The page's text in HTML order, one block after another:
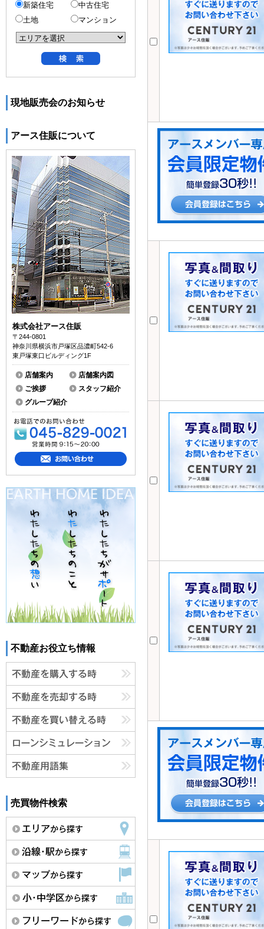
新築住宅
中古住宅
土地
マンション
現地販売会のお知らせ
アース住販について
株式会社アース住販
〒244-0801
神奈川県横浜市戸塚区品濃町542-6
東戸塚東口ビルディング1F
店舗案内
店舗案内図
ご挨拶
スタッフ紹介
グループ紹介
不動産お役立ち情報
売買物件検索